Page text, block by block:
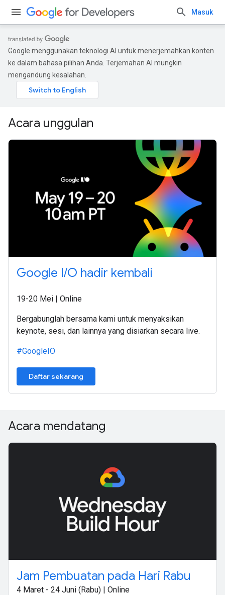
Masuk
Google menggunakan teknologi AI untuk menerjemahkan konten
ke dalam bahasa pilihan Anda. Terjemahan AI mungkin
mengandung kesalahan.
Acara unggulan
Google I/O hadir kembali
19-20 Mei | Online
Bergabunglah bersama kami untuk menyaksikan
keynote, sesi, dan lainnya yang disiarkan secara live.
#GoogleIO
Daftar sekarang
Acara mendatang
Jam Pembuatan pada Hari Rabu
4 Maret - 24 Juni (Rabu) | Online